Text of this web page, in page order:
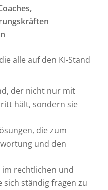
alle auf den KI-Stand
der nicht nur mit
hält, sondern sie
die zum
und den
im rechtlichen und
sich ständig fragen zu